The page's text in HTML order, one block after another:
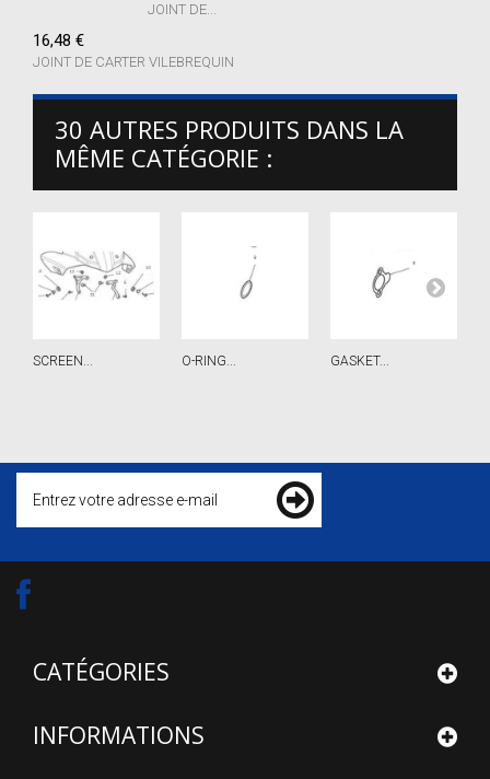
JOINT DE...
16,48 €
JOINT DE CARTER VILEBREQUIN
30 AUTRES PRODUITS DANS LA
MÊME CATÉGORIE :
SCREEN... O-RING... GASKET...
CATÉGORIES
INFORMATIONS